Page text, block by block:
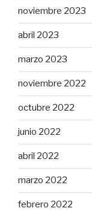
noviembre 2023
abril 2023
marzo 2023
noviembre 2022
octubre 2022
junio 2022
abril 2022
marzo 2022
febrero 2022